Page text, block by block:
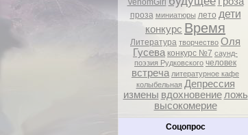
проза миниатюры лето дети
конкурс Время
Литература творчество Оля
Гусева конкурс №7 саунд-
поэзия Рудковского человек
встреча литературное кафе
колыбельная Депрессия
измены вдохновение ложь
высокомерие
Соцопрос